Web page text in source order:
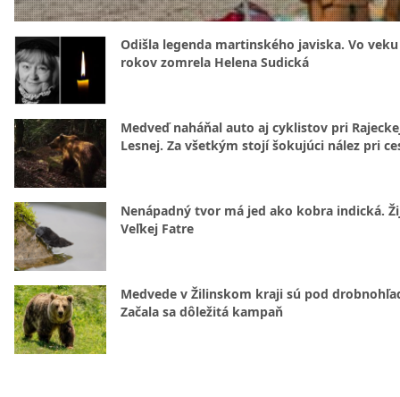
Odišla legenda martinského javiska. Vo veku
rokov zomrela Helena Sudická
Medveď naháňal auto aj cyklistov pri
Lesnej. Za všetkým stojí šokujúci nález pri
Nenápadný tvor má jed ako kobra indická.
Veľkej Fatre
Medvede v Žilinskom kraji sú pod
Začala sa dôležitá kampaň